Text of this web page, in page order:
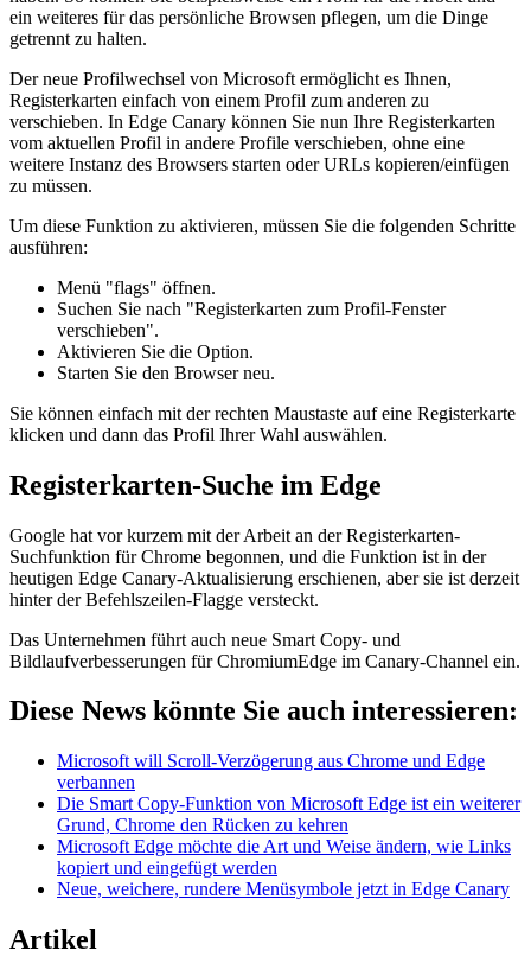
ein weiteres für das persönliche Browsen pflegen, um die Dinge
getrennt zu halten.
Der neue Profilwechsel von Microsoft ermöglicht es Ihnen,
Registerkarten einfach von einem Profil zum anderen zu
verschieben. In Edge Canary können Sie nun Ihre Registerkarten
vom aktuellen Profil in andere Profile verschieben, ohne eine
weitere Instanz des Browsers starten oder URLs kopieren/einfügen
zu müssen.
Um diese Funktion zu aktivieren, müssen Sie die folgenden Schritte
ausführen:
Menü "flags" öffnen.
Suchen Sie nach "Registerkarten zum Profil-Fenster
verschieben".
Aktivieren Sie die Option.
Starten Sie den Browser neu.
Sie können einfach mit der rechten Maustaste auf eine Registerkarte
klicken und dann das Profil Ihrer Wahl auswählen.
Registerkarten-Suche im Edge
Google hat vor kurzem mit der Arbeit an der Registerkarten-
Suchfunktion für Chrome begonnen, und die Funktion ist in der
heutigen Edge Canary-Aktualisierung erschienen, aber sie ist derzeit
hinter der Befehlszeilen-Flagge versteckt.
Das Unternehmen führt auch neue Smart Copy- und
Bildlaufverbesserungen für ChromiumEdge im Canary-Channel ein.
Diese News könnte Sie auch interessieren:
Microsoft will Scroll-Verzögerung aus Chrome und Edge
verbannen
Die Smart Copy-Funktion von Microsoft Edge ist ein weiterer
Grund, Chrome den Rücken zu kehren
Microsoft Edge möchte die Art und Weise ändern, wie Links
kopiert und eingefügt werden
Neue, weichere, rundere Menüsymbole jetzt in Edge Canary
Artikel